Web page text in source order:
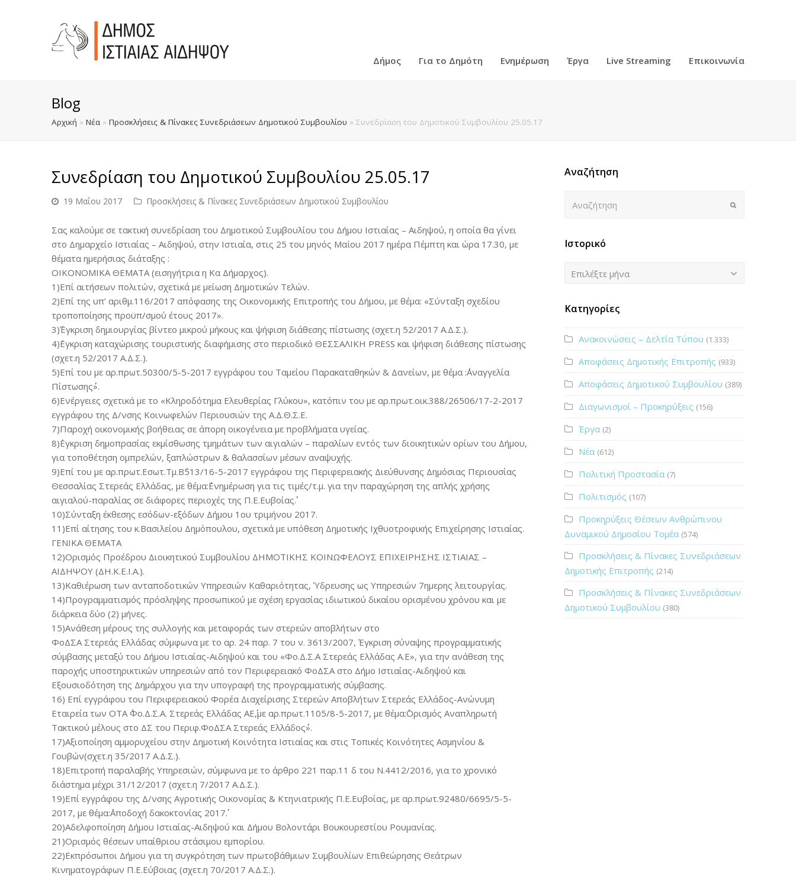
Δήμος Για το Δημότη Ενημέρωση Έργα Live Streaming Επικοινωνία
Blog
Αρχική » Νέα » Προσκλήσεις & Πίνακες Συνεδριάσεων Δημοτικού Συμβουλίου » Συνεδρίαση του Δημοτικού Συμβουλίου 25.05.17
Συνεδρίαση του Δημοτικού Συμβουλίου 25.05.17
19 Μαΐου 2017 Προσκλήσεις & Πίνακες Συνεδριάσεων Δημοτικού Συμβουλίου
Σας καλούμε σε τακτική συνεδρίαση του Δημοτικού Συμβουλίου του Δήμου Ιστιαίας – Αιδηψού, η οποία θα γίνει
στο Δημαρχείο Ιστιαίας – Αιδηψού, στην Ιστιαία, στις 25 του μηνός Μαΐου 2017 ημέρα Πέμπτη και ώρα 17.30, με
θέματα ημερήσιας διάταξης :
ΟΙΚΟΝΟΜΙΚΑ ΘΕΜΑΤΑ (εισηγήτρια η Κα Δήμαρχος).
1)Επί αιτήσεων πολιτών, σχετικά με μείωση Δημοτικών Τελών.
2)Επί της υπ’ αριθμ.116/2017 απόφασης της Οικονομικής Επιτροπής του Δήμου, με θέμα: «Σύνταξη σχεδίου
τροποποίησης προϋπ/σμού έτους 2017».
3)΄Έγκριση δημιουργίας βίντεο μικρού μήκους και ψήφιση διάθεσης πίστωσης (σχετ.η 52/2017 Α.Δ.Σ.).
4)΄Εγκριση καταχώρισης τουριστικής διαφήμισης στο περιοδικό ΘΕΣΣΑΛΙΚΗ PRESS και ψήφιση διάθεσης πίστωσης
(σχετ.η 52/2017 Α.Δ.Σ.).
5)Επί του με αρ.πρωτ.50300/5-5-2017 εγγράφου του Ταμείου Παρακαταθηκών & Δανείων, με θέμα :΄΄Αναγγελία
Πίστωσης΄΄».
6)Ενέργειες σχετικά με το «Κληροδότημα Ελευθερίας Γλύκου», κατόπιν του με αρ.πρωτ.οικ.388/26506/17-2-2017
εγγράφου της Δ/νσης Κοινωφελών Περιουσιών της Α.Δ.Θ.Σ.Ε.
7)Παροχή οικονομικής βοήθειας σε άπορη οικογένεια με προβλήματα υγείας.
8)΄Εγκριση δημοπρασίας εκμίσθωσης τμημάτων των αιγιαλών – παραλίων εντός των διοικητικών ορίων του Δήμου,
για τοποθέτηση ομπρελών, ξαπλώστρων & θαλασσίων μέσων αναψυχής.
9)Επί του με αρ.πρωτ.Εσωτ.Τμ.Β΄513/16-5-2017 εγγράφου της Περιφερειακής Διεύθυνσης Δημόσιας Περιουσίας
Θεσσαλίας Στερεάς Ελλάδας, με θέμα:΄΄Ενημέρωση για τις τιμές/τ.μ. για την παραχώρηση της απλής χρήσης
αιγιαλού-παραλίας σε διάφορες περιοχές της Π.Ε.Ευβοίας΄΄.
10)Σύνταξη έκθεσης εσόδων-εξόδων Δήμου 1ου τριμήνου 2017.
11)Επί αίτησης του κ.Βασιλείου Δημόπουλου, σχετικά με υπόθεση Δημοτικής Ιχθυοτροφικής Επιχείρησης Ιστιαίας.
ΓΕΝΙΚΑ ΘΕΜΑΤΑ
12)Ορισμός Προέδρου Διοικητικού Συμβουλίου ΔΗΜΟΤΙΚΗΣ ΚΟΙΝΩΦΕΛΟΥΣ ΕΠΙΧΕΙΡΗΣΗΣ ΙΣΤΙΑΙΑΣ –
ΑΙΔΗΨΟΥ (ΔΗ.Κ.Ε.Ι.Α.).
13)Καθιέρωση των ανταποδοτικών Υπηρεσιών Καθαριότητας, Ύδρευσης ως Υπηρεσιών 7ημερης λειτουργίας.
14)Προγραμματισμός πρόσληψης προσωπικού με σχέση εργασίας ιδιωτικού δικαίου ορισμένου χρόνου και με
διάρκεια δύο (2) μήνες.
15)Ανάθεση μέρους της συλλογής και μεταφοράς των στερεών αποβλήτων στο
ΦοΔΣΑ Στερεάς Ελλάδας σύμφωνα με το αρ. 24 παρ. 7 του ν. 3613/2007, Έγκριση σύναψης προγραμματικής
σύμβασης μεταξύ του Δήμου Ιστιαίας-Αιδηψού και του «Φο.Δ.Σ.Α Στερεάς Ελλάδας Α.Ε», για την ανάθεση της
παροχής υποστηρικτικών υπηρεσιών από τον Περιφερειακό ΦοΔΣΑ στο Δήμο Ιστιαίας-Αιδηψού και
Εξουσιοδότηση της Δημάρχου για την υπογραφή της προγραμματικής σύμβασης.
16) Επί εγγράφου του Περιφερειακού Φορέα Διαχείρισης Στερεών Αποβλήτων Στερεάς Ελλάδος-Ανώνυμη
Εταιρεία των ΟΤΑ ΄΄Φο.Δ.Σ.Α. Στερεάς Ελλάδας ΑΕ΄΄,με αρ.πρωτ.1105/8-5-2017, με θέμα:΄΄Ορισμός Αναπληρωτή
Τακτικού μέλους στο ΔΣ του Περιφ.ΦοΔΣΑ Στερεάς Ελλάδος΄΄».
17)Αξιοποίηση αμμορυχείου στην Δημοτική Κοινότητα Ιστιαίας και στις Τοπικές Κοινότητες Ασμηνίου &
Γουβών(σχετ.η 35/2017 Α.Δ.Σ.).
18)Επιτροπή παραλαβής Υπηρεσιών, σύμφωνα με το άρθρο 221 παρ.11 δ του Ν.4412/2016, για το χρονικό
διάστημα μέχρι 31/12/2017 (σχετ.η 7/2017 Α.Δ.Σ.).
19)Επί εγγράφου της Δ/νσης Αγροτικής Οικονομίας & Κτηνιατρικής Π.Ε.Ευβοίας, με αρ.πρωτ.92480/6695/5-5-
2017, με θέμα:΄΄Αποδοχή δακοκτονίας 2017΄΄.
20)Αδελφοποίηση Δήμου Ιστιαίας-Αιδηψού και Δήμου Βολοντάρι Βουκουρεστίου Ρουμανίας.
21)Ορισμός θέσεων υπαίθριου στάσιμου εμπορίου.
22)Εκπρόσωποι Δήμου για τη συγκρότηση των πρωτοβάθμιων Συμβουλίων Επιθεώρησης Θεάτρων
Κινηματογράφων Π.Ε.Εύβοιας (σχετ.η 70/2017 Α.Δ.Σ.).
Αναζήτηση
Ιστορικό
Ιστορικό
Επιλέξτε μήνα
Κατηγορίες
Ανακοινώσεις – Δελτία Τύπου (1.333)
Αποφάσεις Δημοτικής Επιτροπής (933)
Αποφάσεις Δημοτικού Συμβουλίου (389)
Διαγωνισμοί – Προκηρύξεις (156)
Έργα (2)
Νέα (612)
Πολιτική Προστασία (7)
Πολιτισμός (107)
Προκηρύξεις Θέσεων Ανθρώπινου
Δυναμικού Δημοσίου Τομέα (574)
Προσκλήσεις & Πίνακες Συνεδριάσεων
Δημοτικής Επιτροπής (214)
Προσκλήσεις & Πίνακες Συνεδριάσεων
Δημοτικού Συμβουλίου (380)